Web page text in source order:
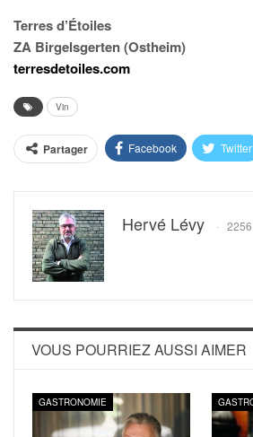
Terres d’Étoiles
ZA Birgelsgerten (Ostheim)
terresdetoiles.com
Vin
Partager Facebook Twitter
Hervé Lévy
VOUS POURRIEZ AUSSI AIMER
GASTRONOMIE